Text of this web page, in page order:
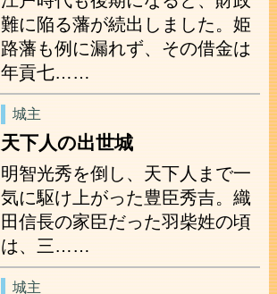
難に陥る藩が続出しました。姫
路藩も例に漏れず、その借金は
年貢七……
城主
天下人の出世城
明智光秀を倒し、天下人まで一
気に駆け上がった豊臣秀吉。織
田信長の家臣だった羽柴姓の頃
は、三……
城主